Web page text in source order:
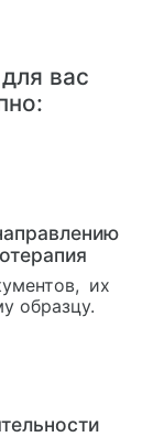
вас
их
образцу.